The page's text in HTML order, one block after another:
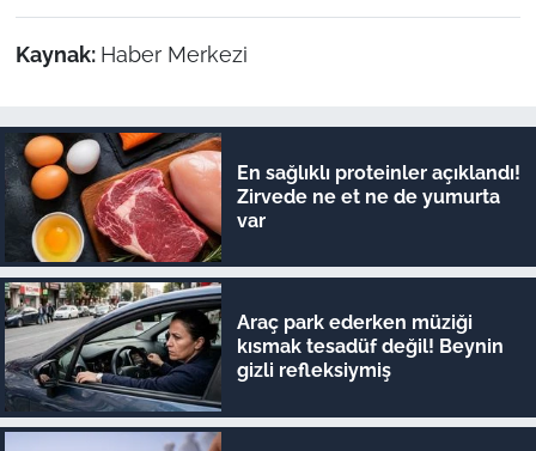
Kaynak: Haber Merkezi
En sağlıklı proteinler açıklandı!
Zirvede ne et ne de yumurta
var
Araç park ederken müziği
kısmak tesadüf değil! Beynin
gizli refleksiymiş